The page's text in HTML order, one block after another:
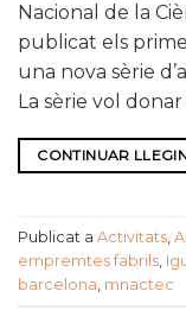
Nacional de la
publicat els
una nova sèrie
La sèrie vol
CONTINUAR
Publicat a Activitats
empremtes fabrils
barcelona mnactec